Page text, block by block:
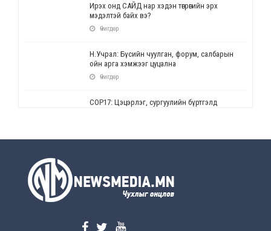
Ирэх онд САЙД нар хэдэн төгрөгийн эрх
мэдэлтэй байх вэ?
Өчигдөр
Н.Учрал: Бүсийн чуулган, форум, салбарын
ойн арга хэмжээг цуцална
Өчигдөр
СОР17: Цэцэрлэг, сургуулийн бүртгэлд
Өчигдөр
Өчигдөр